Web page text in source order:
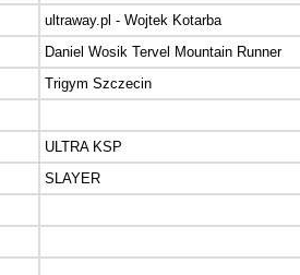
ultraway.pl - Wojtek Kotarba
Daniel Wosik Tervel Mountain Runner
Trigym Szczecin
ULTRA KSP
SLAYER